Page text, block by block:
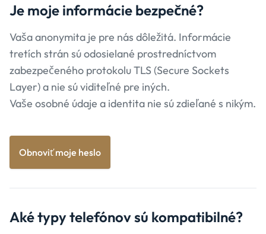
Je moje informácie bezpečné?
Vaša anonymita je pre nás dôležitá. Informácie
tretích strán sú odosielané prostredníctvom
zabezpečeného protokolu TLS (Secure Sockets
Layer) a nie sú viditeľné pre iných.
Vaše osobné údaje a identita nie sú zdieľané s nikým.
Obnoviť moje heslo
Aké typytelefónov sú kompatibilné?